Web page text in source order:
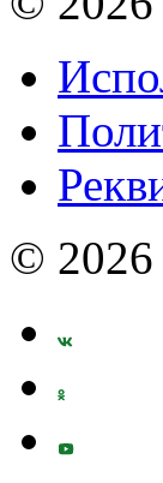
© 2026